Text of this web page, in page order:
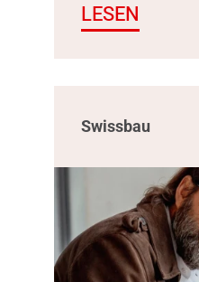
LESEN
Swissbau